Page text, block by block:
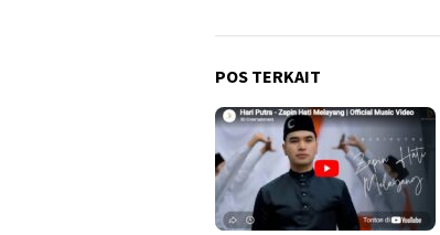
POS TERKAIT